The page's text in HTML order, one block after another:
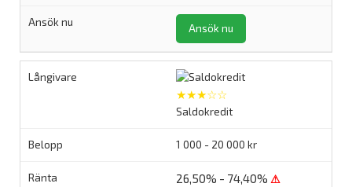
Ansök nu
★★★☆☆
Saldokredit
1 000 - 20 000 kr
26,50% - 74,40% ⚠